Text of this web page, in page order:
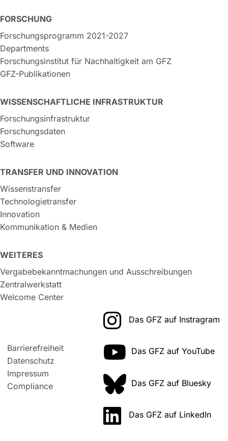
FORSCHUNG
Forschungsprogramm 2021-2027
Departments
Forschungsinstitut für Nachhaltigkeit am GFZ
GFZ-Publikationen
WISSENSCHAFTLICHE INFRASTRUKTUR
Forschungsinfrastruktur
Forschungsdaten
Software
TRANSFER UND INNOVATION
Wissenstransfer
Technologietransfer
Innovation
Kommunikation & Medien
WEITERES
Vergabebekanntmachungen und Ausschreibungen
Zentralwerkstatt
Welcome Center
Barrierefreiheit
Datenschutz
Impressum
Compliance
Das GFZ auf Instragram
Das GFZ auf YouTube
Das GFZ auf Bluesky
Das GFZ auf LinkedIn